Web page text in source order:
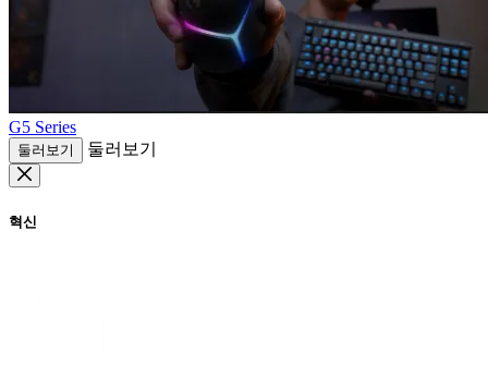
G5 Series
둘러보기 둘러보기
혁신